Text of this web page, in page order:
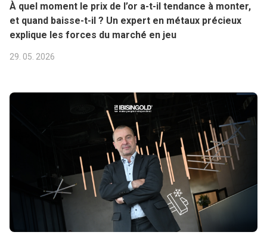
À quel moment le prix de l’or a-t-il tendance à monter,
et quand baisse-t-il ? Un expert en métaux précieux
explique les forces du marché en jeu
29. 05. 2026